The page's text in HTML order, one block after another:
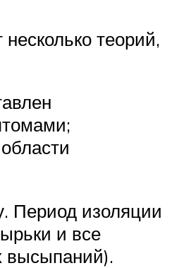
теорий,
Период изоляции
и все
высыпаний).